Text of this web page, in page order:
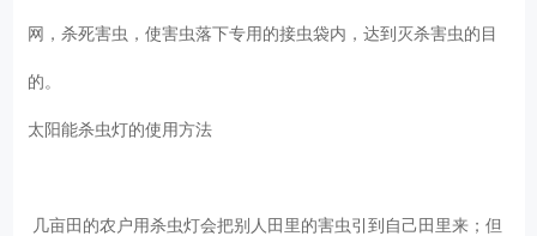
网，杀死害虫，使害虫落下专用的接虫袋内，达到灭杀害虫的目
的。
太阳能杀虫灯的使用方法
几亩田的农户用杀虫灯会把别人田里的害虫引到自己田里来；但